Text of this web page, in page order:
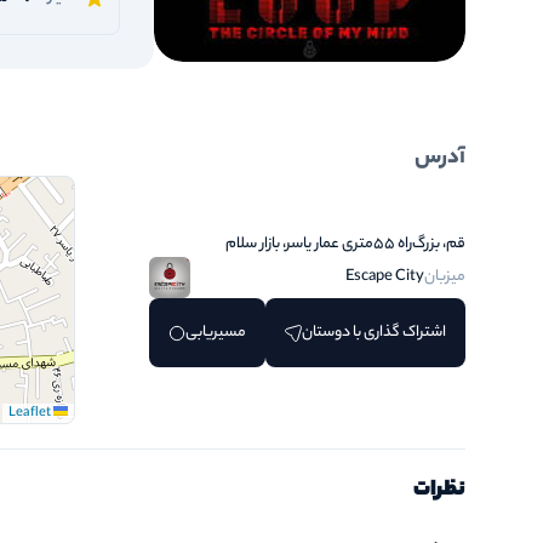
آدرس
قم، بزرگ‌راه ۵۵متری عمار یاسر، بازار سلام
میزبانEscape City
اشتراک گذاری با دوستان مسیریابی
نظرات